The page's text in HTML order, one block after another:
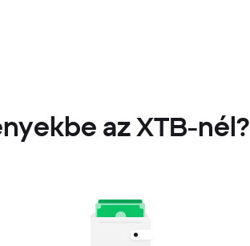
az XTB-nél?